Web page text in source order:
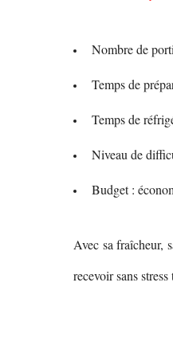
Nombre de
Temps de
Temps de
Niveau de
Budget :
Avec sa fraîcheur,
recevoir sans